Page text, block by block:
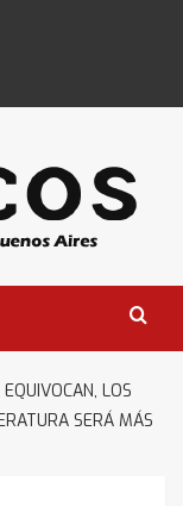
LOS
SERÁ MÁS